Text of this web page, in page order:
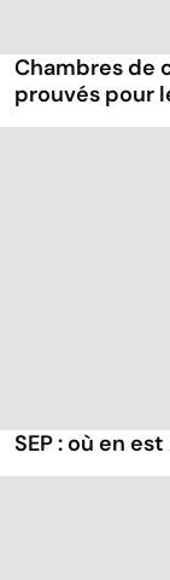
Chambres de
prouvés pour
SEP : où en